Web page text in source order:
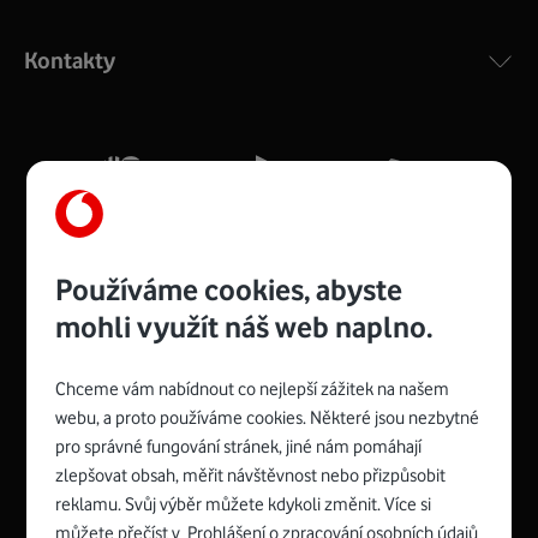
silný signál pro celou domácnost. Kompaktní rozměry 21
Více o COMPAL CH7465VF
Zyxel VMG8623-T50B:
Rozměry modemu jsou 16 x 22 x 7,5 cm (včetně stojánku)
a nabízí 4 gigabitové LAN porty a bezdrátové připojení Wi-
Spojte se s Vodafonem
Kontakty
Používáme cookies, abyste
mohli využít náš web naplno.
Chceme vám nabídnout co nejlepší zážitek na našem
webu, a proto používáme cookies. Některé jsou nezbytné
pro správné fungování stránek, jiné nám pomáhají
zlepšovat obsah, měřit návštěvnost nebo přizpůsobit
reklamu. Svůj výběr můžete kdykoli změnit. Více si
můžete přečíst v Prohlášení o zpracování osobních údajů